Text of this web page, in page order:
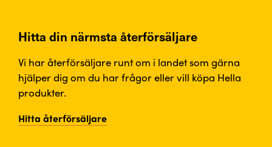
Hitta din närmsta återförsäljare
Vi har återförsäljare runt om i landet som gärna
hjälper dig om du har frågor eller vill köpa Hella
produkter.
Hitta återförsäljare